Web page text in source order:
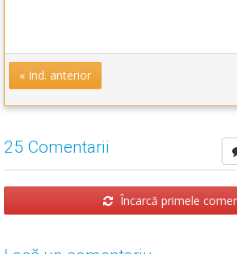
« Ind. anterior
25 Comentarii
Încarcă primele